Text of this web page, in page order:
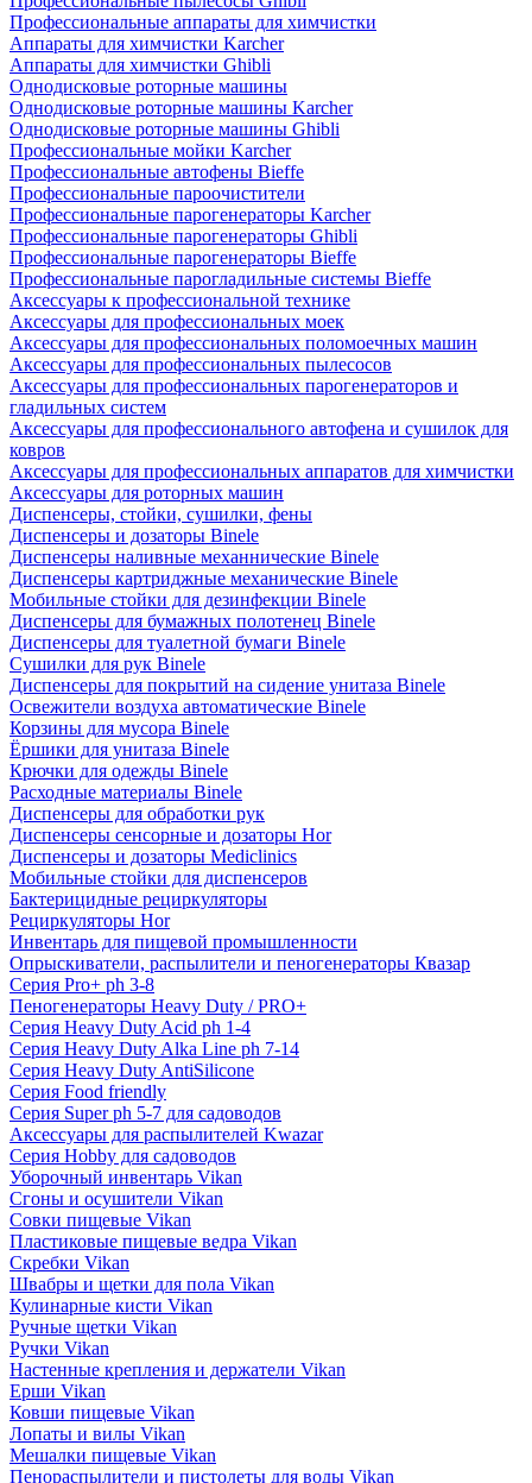
Профессиональные аппараты для химчистки
Аппараты для химчистки Karcher
Аппараты для химчистки Ghibli
Однодисковые роторные машины
Однодисковые роторные машины Karcher
Однодисковые роторные машины Ghibli
Профессиональные мойки Karcher
Профессиональные автофены Bieffe
Профессиональные пароочистители
Профессиональные парогенераторы Karcher
Профессиональные парогенераторы Ghibli
Профессиональные парогенераторы Bieffe
Профессиональные парогладильные системы Bieffe
Аксессуары к профессиональной технике
Аксессуары для профессиональных моек
Аксессуары для профессиональных поломоечных машин
Аксессуары для профессиональных пылесосов
Аксессуары для профессиональных парогенераторов и
гладильных систем
Аксессуары для профессионального автофена и сушилок для
ковров
Аксессуары для профессиональных аппаратов для химчистки
Аксессуары для роторных машин
Диспенсеры, стойки, сушилки, фены
Диспенсеры и дозаторы Binele
Диспенсеры наливные механнические Binele
Диспенсеры картриджные механические Binele
Мобильные стойки для дезинфекции Binele
Диспенсеры для бумажных полотенец Binele
Диспенсеры для туалетной бумаги Binele
Сушилки для рук Binele
Диспенсеры для покрытий на сидение унитаза Binele
Освежители воздуха автоматические Binele
Корзины для мусора Binele
Ёршики для унитаза Binele
Крючки для одежды Binele
Расходные материалы Binele
Диспенсеры для обработки рук
Диспенсеры сенсорные и дозаторы Hor
Диспенсеры и дозаторы Mediclinics
Мобильные стойки для диспенсеров
Бактерицидные рециркуляторы
Рециркуляторы Hor
Инвентарь для пищевой промышленности
Опрыскиватели, распылители и пеногенераторы Квазар
Серия Pro+ ph 3-8
Пеногенераторы Heavy Duty / PRO+
Серия Heavy Duty Acid ph 1-4
Серия Heavy Duty Alka Line ph 7-14
Серия Heavy Duty AntiSilicone
Серия Food friendly
Серия Super ph 5-7 для садоводов
Аксессуары для распылителей Kwazar
Серия Hobby для садоводов
Уборочный инвентарь Vikan
Сгоны и осушители Vikan
Совки пищевые Vikan
Пластиковые пищевые ведра Vikan
Скребки Vikan
Швабры и щетки для пола Vikan
Кулинарные кисти Vikan
Ручные щетки Vikan
Ручки Vikan
Настенные крепления и держатели Vikan
Ерши Vikan
Ковши пищевые Vikan
Лопаты и вилы Vikan
Мешалки пищевые Vikan
Пенораспылители и пистолеты для воды Vikan